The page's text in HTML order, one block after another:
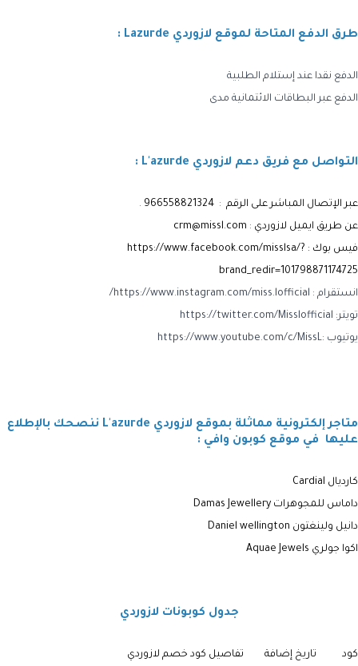
طرق الدفع المتاحة لموقع لازوردي Lazurde :
الدفع نقدا عند إستلام الطلبية
الدفع عبر البطاقات الائتمانية مدى
التواصل مع فريق دعم لازوردي L'azurde :
عبر الإتصال المباشر على الرقم :
966558821324
.
عن طريق ايميل لازوردي :
فيس بوك : https://www.facebook.com/misslsa/?
brand_redir=101798871174725
انستقرام : https://www.instagram.com/miss.lofficial/
تويتر: https://twitter.com/Misslofficial
يوتيوب :https://www.youtube.com/c/MissL
متاجر إلكترونية مماثلة بموقع لازوردي L'azurde
ننصحك بالإطلاع
عليها في موقع كوبون وافي :
كارديال Cardial
داماس للمجوهرات Damas Jewellery
دانيل ولينغتون Daniel wellington
اكوا جولري Aquae Jewels
جدول كوبونات لازوردي
كود
تاريخ إضافة
تفاصيل كود خصم لازوردي